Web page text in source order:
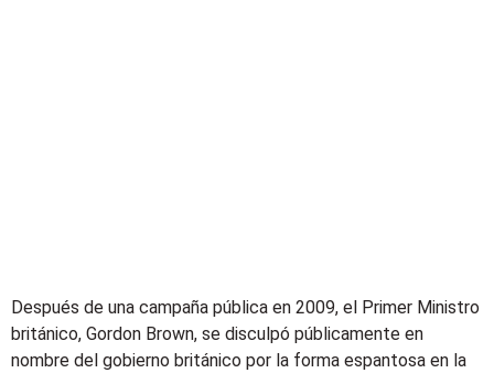
Después de una campaña pública en 2009, el Primer Ministro
británico, Gordon Brown, se disculpó públicamente en
nombre del gobierno británico por la forma espantosa en la